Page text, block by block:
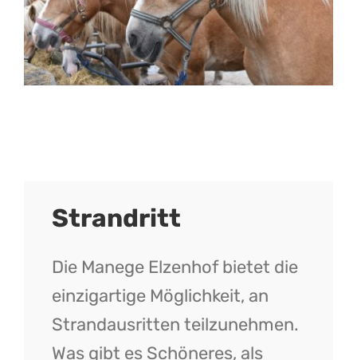
Strandritt
Die Manege Elzenhof bietet die
einzigartige Möglichkeit, an
Strandausritten teilzunehmen.
Was gibt es Schöneres, als